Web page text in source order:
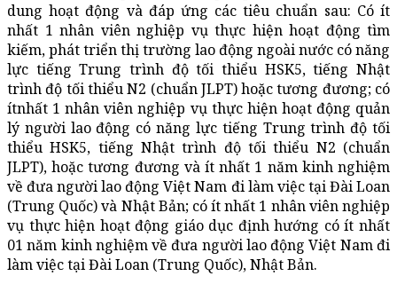
dung hoạt động và đáp ứng các tiêu chuẩn sau: Có ít
nhất 1 nhân viên nghiệp vụ thực hiện hoạt động tìm
kiếm, phát triển thị trường lao động ngoài nước có năng
lực tiếng Trung trình độ tối thiểu HSK5, tiếng Nhật
trình độ tối thiểu N2 (chuẩn JLPT) hoặc tương đương; có
ítnhất 1 nhân viên nghiệp vụ thực hiện hoạt động quản
lý người lao động có năng lực tiếng Trung trình độ tối
thiểu HSK5, tiếng Nhật trình độ tối thiểu N2 (chuẩn
JLPT), hoặc tương đương và ít nhất 1 năm kinh nghiệm
về đưa người lao động Việt Nam đi làm việc tại Đài Loan
(Trung Quốc) và Nhật Bản; có ít nhất 1 nhân viên nghiệp
vụ thực hiện hoạt động giáo dục định hướng có ít nhất
01 năm kinh nghiệm về đưa người lao động Việt Nam đi
làm việc tại Đài Loan (Trung Quốc), Nhật Bản.